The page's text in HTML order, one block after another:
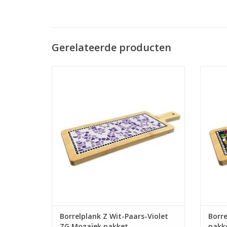
Gerelateerde producten
Borrelplank Z Wit-Paars-Violet